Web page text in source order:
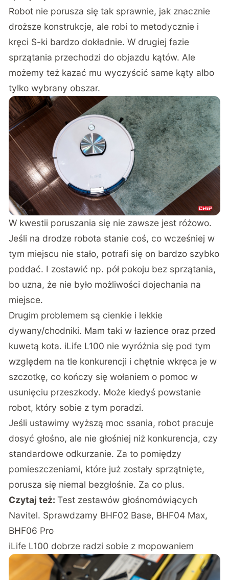
Robot nie porusza się tak sprawnie, jak znacznie
droższe konstrukcje, ale robi to metodycznie i
kręci S-ki bardzo dokładnie. W drugiej fazie
sprzątania przechodzi do objazdu kątów. Ale
możemy też kazać mu wyczyścić same kąty albo
tylko wybrany obszar.
W kwestii poruszania się nie zawsze jest różowo.
Jeśli na drodze robota stanie coś, co wcześniej w
tym miejscu nie stało, potrafi się on bardzo szybko
poddać. I zostawić np. pół pokoju bez sprzątania,
bo uzna, że nie było możliwości dojechania na
miejsce.
Drugim problemem są cienkie i lekkie
dywany/chodniki. Mam taki w łazience oraz przed
kuwetą kota. iLife L100 nie wyróżnia się pod tym
względem na tle konkurencji i chętnie wkręca je w
szczotkę, co kończy się wołaniem o pomoc w
usunięciu przeszkody. Może kiedyś powstanie
robot, który sobie z tym poradzi.
Jeśli ustawimy wyższą moc ssania, robot pracuje
dosyć głośno, ale nie głośniej niż konkurencja, czy
standardowe odkurzanie. Za to pomiędzy
pomieszczeniami, które już zostały sprzątnięte,
porusza się niemal bezgłośnie. Za co plus.
Czytaj też:Test zestawów głośnomówiących
Navitel. Sprawdzamy BHF02 Base, BHF04 Max,
BHF06 Pro
iLife L100 dobrze radzi sobie z mopowaniem